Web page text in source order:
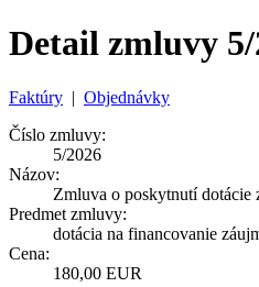
Detail zmluvy 5/
Faktúry | Objednávky
Číslo zmluvy:
5/2026
Názov:
Zmluva o poskytnutí dotácie
Predmet zmluvy:
dotácia na financovanie
Cena:
180,00 EUR